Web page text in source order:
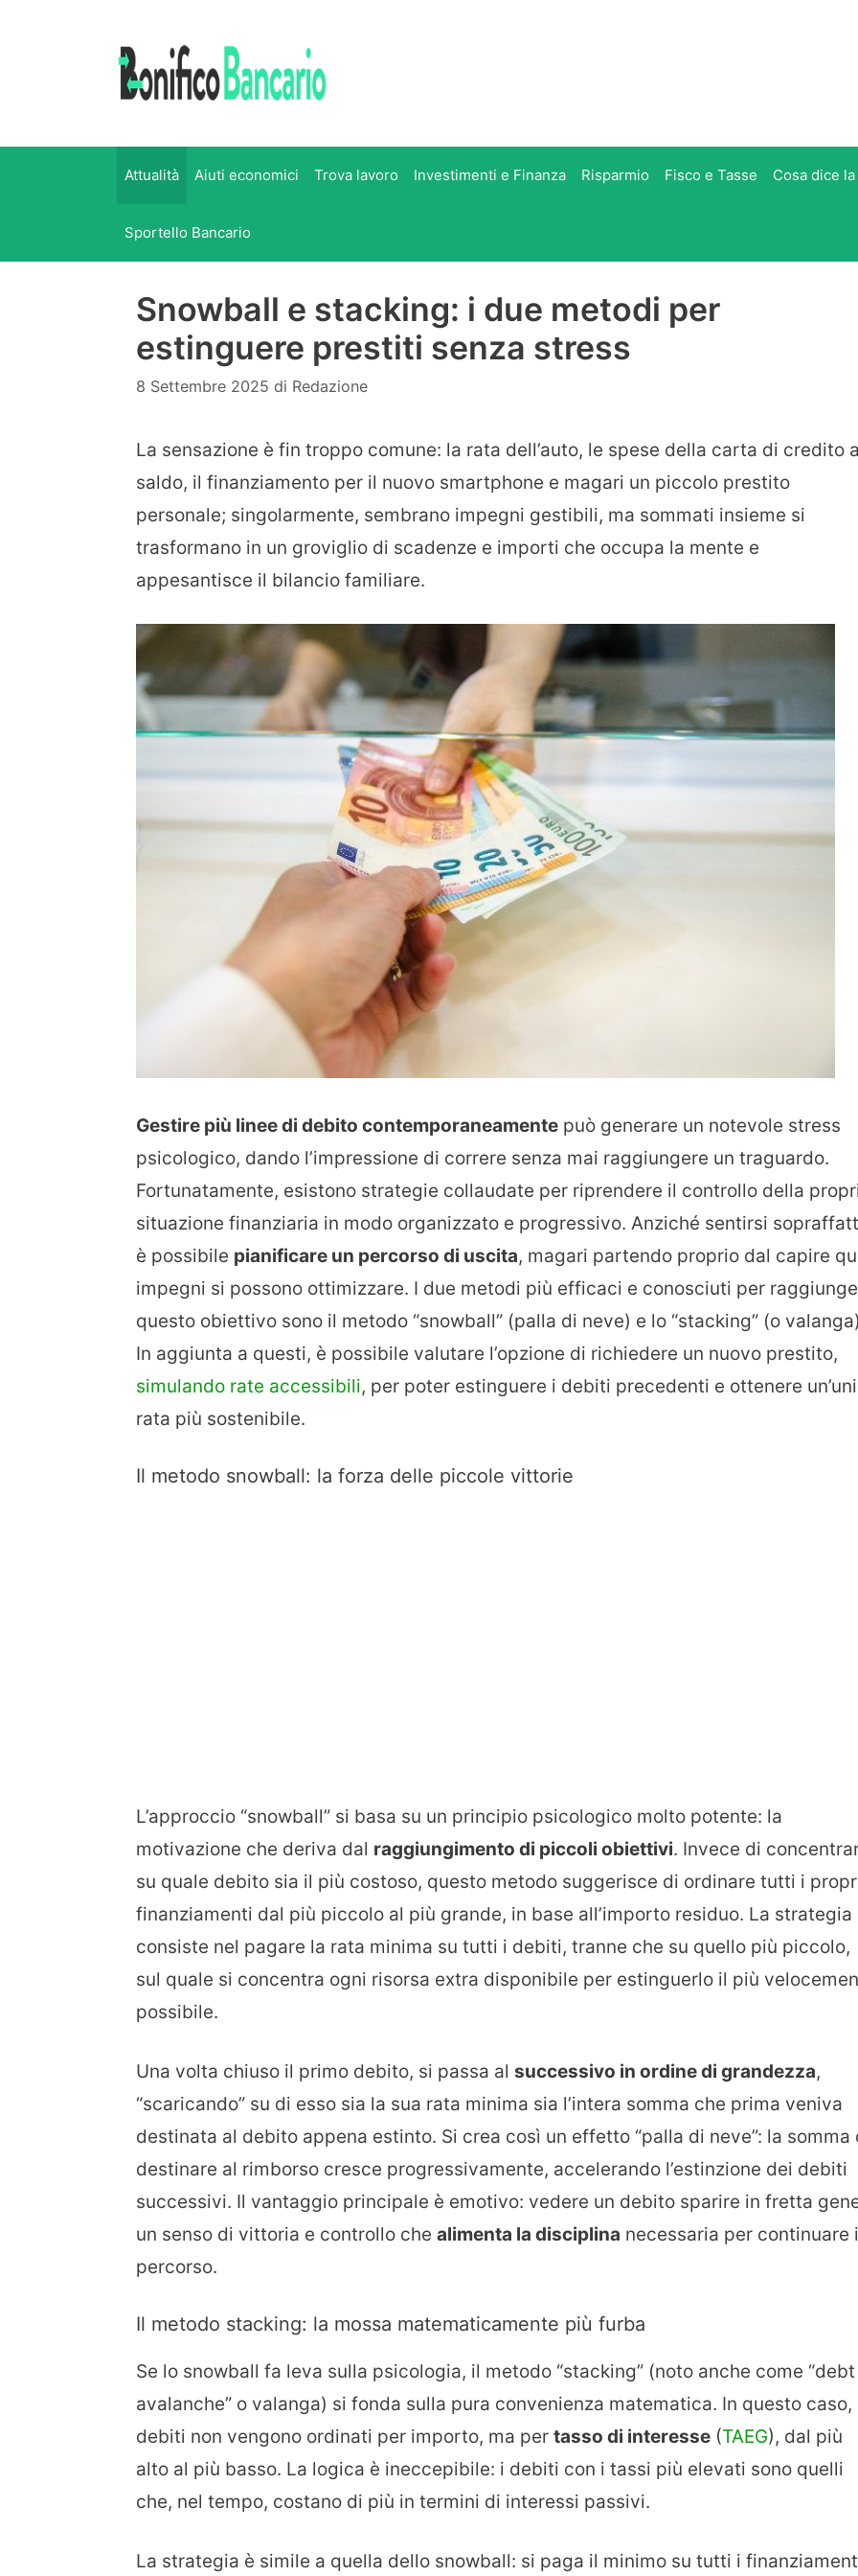
Attualità Aiuti economici Trova lavoro Investimenti e Finanza Risparmio Fisco e Tasse Cosa dice
Sportello Bancario
Snowball e stacking: i due metodi per
estinguere prestiti senza stress
8 Settembre 2025 di Redazione
La sensazione è fin troppo comune: la rata dell’auto, le spese della carta di credito a
saldo, il finanziamento per il nuovo smartphone e magari un piccolo prestito
personale; singolarmente, sembrano impegni gestibili, ma sommati insieme si
trasformano in un groviglio di scadenze e importi che occupa la mente e
appesantisce il bilancio familiare.
Gestire più linee di debito contemporaneamente può generare un notevole stress
psicologico, dando l’impressione di correre senza mai raggiungere un traguardo.
Fortunatamente, esistono strategie collaudate per riprendere il controllo della
situazione finanziaria in modo organizzato e progressivo. Anziché sentirsi
è possibile pianificare un percorso di uscita, magari partendo proprio dal capire
impegni si possono ottimizzare. I due metodi più efficaci e conosciuti per
questo obiettivo sono il metodo “snowball” (palla di neve) e lo “stacking” (o
In aggiunta a questi, è possibile valutare l’opzione di richiedere un nuovo prestito,
simulando rate accessibili, per poter estinguere i debiti precedenti e ottenere
rata più sostenibile.
Il metodo snowball: la forza delle piccole vittorie
L’approccio “snowball” si basa su un principio psicologico molto potente: la
motivazione che deriva dal raggiungimento di piccoli obiettivi. Invece di
su quale debito sia il più costoso, questo metodo suggerisce di ordinare tutti i
finanziamenti dal più piccolo al più grande, in base all’importo residuo. La strategia
consiste nel pagare la rata minima su tutti i debiti, tranne che su quello più piccolo,
sul quale si concentra ogni risorsa extra disponibile per estinguerlo il più
possibile.
Una volta chiuso il primo debito, si passa al successivo in ordine di grandezza,
“scaricando” su di esso sia la sua rata minima sia l’intera somma che prima veniva
destinata al debito appena estinto. Si crea così un effetto “palla di neve”: la somma
destinare al rimborso cresce progressivamente, accelerando l’estinzione dei debiti
successivi. Il vantaggio principale è emotivo: vedere un debito sparire in fretta
un senso di vittoria e controllo che alimenta la disciplina necessaria per continuare
percorso.
Il metodo stacking: la mossa matematicamente più furba
Se lo snowball fa leva sulla psicologia, il metodo “stacking” (noto anche come “debt
avalanche” o valanga) si fonda sulla pura convenienza matematica. In questo caso,
debiti non vengono ordinati per importo, ma per tasso di interesse (TAEG), dal più
alto al più basso. La logica è ineccepibile: i debiti con i tassi più elevati sono quelli
che, nel tempo, costano di più in termini di interessi passivi.
La strategia è simile a quella dello snowball: si paga il minimo su tutti i